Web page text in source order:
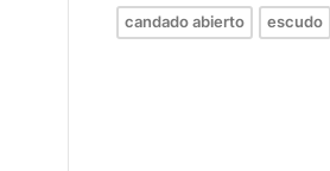
candado abierto escudo